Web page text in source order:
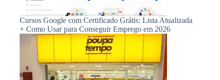
Cursos Google com Certificado Grátis: Lista Atualizada
+ Como Usar para Conseguir Emprego em 2026